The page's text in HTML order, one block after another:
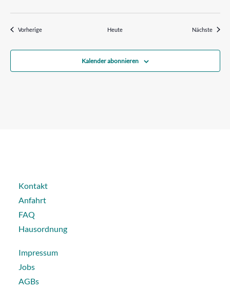
VorherigeVeranstaltungen Heute Nächste
Kalender abonnieren
Kontakt
Anfahrt
FAQ
Hausordnung
Impressum
Jobs
AGBs